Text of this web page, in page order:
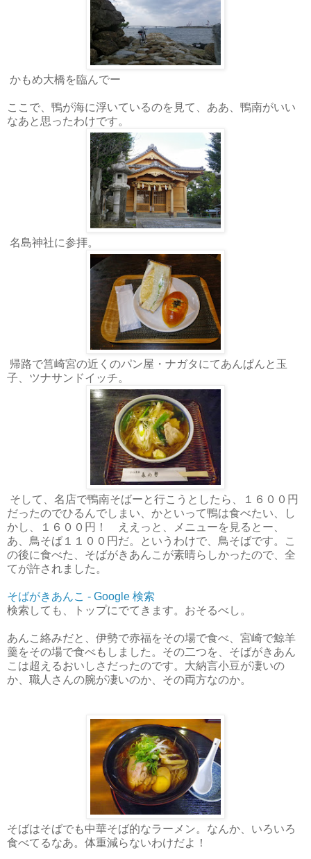
かもめ大橋を臨んでー
ここで、鴨が海に浮いているのを見て、ああ、鴨南がいい
なあと思ったわけです。
名島神社に参拝。
帰路で筥崎宮の近くのパン屋・ナガタにてあんぱんと玉
子、ツナサンドイッチ。
そして、名店で鴨南そばーと行こうとしたら、１６００円
だったのでひるんでしまい、かといって鴨は食べたい、し
かし、１６００円！ ええっと、メニューを見るとー、
あ、鳥そば１１００円だ。というわけで、鳥そばです。こ
の後に食べた、そばがきあんこが素晴らしかったので、全
てが許されました。
そばがきあんこ - Google 検索
検索しても、トップにでてきます。おそるべし。
あんこ絡みだと、伊勢で赤福をその場で食べ、宮崎で鯨羊
羹をその場で食べもしました。その二つを、そばがきあん
こは超えるおいしさだったのです。大納言小豆が凄いの
か、職人さんの腕が凄いのか、その両方なのか。
そばはそばでも中華そば的なラーメン。なんか、いろいろ
食べてるなあ。体重減らないわけだよ！